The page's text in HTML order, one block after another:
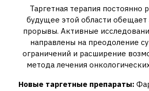
Таргетная терапия постоянно
будущее этой области обещает
прорывы. Активные
направлены на преодоление
ограничений и расширение
метода лечения
Новые таргетные препараты: